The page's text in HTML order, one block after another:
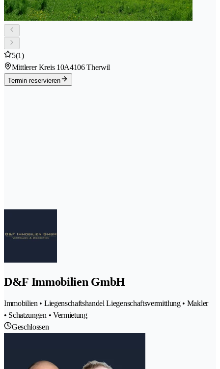
5(1)
Mittlerer Kreis 10A4106 Therwil
Termin reservieren
D&F Immobilien GmbH
Immobilien • Liegenschaftshandel Liegenschaftsvermittlung • Makler
• Schatzungen • Vermietung
Geschlossen